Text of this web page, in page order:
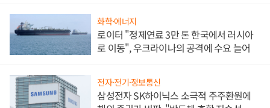
화학·에너지
로이터 "정제연료 3만 톤 한국에서 러시아
로 이동", 우크라이나의 공격에 수요 늘어
전자·전기·정보통신
삼성전자 SK하이닉스 소극적 주주환원에